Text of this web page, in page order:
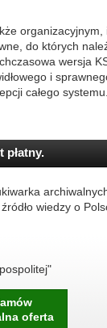
do których
wersja
i
całego
wiedzy o
oferta